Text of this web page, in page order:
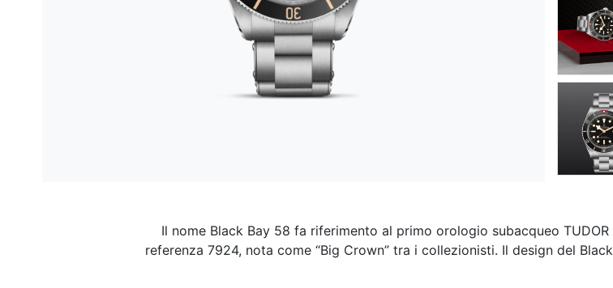
Il nome Black Bay 58 fa riferimento al primo orologio subacqueo
referenza 7924, nota come “Big Crown” tra i collezionisti. Il design del